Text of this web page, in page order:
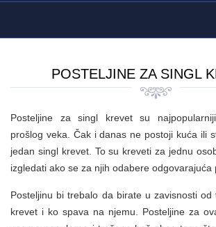
POSTELJINE ZA SINGL
Posteljine za singl krevet su
prošlog veka. Čak i danas ne postoji kuća ili
jedan singl krevet. To su kreveti za jednu
izgledati ako se za njih odabere odgovarajuća
Posteljinu bi trebalo da birate u zavisnosti
krevet i ko spava na njemu. Posteljine za